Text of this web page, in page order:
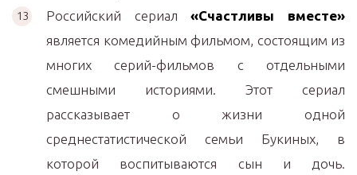
Российский сериал«Счастливы вместе»
является комедийным фильмом, состоящим из
многих серий-фильмов с отдельными
смешными историями. Этот сериал
рассказывает о жизни одной
среднестатистической семьи Букиных, в
которой воспитываются сын и дочь.